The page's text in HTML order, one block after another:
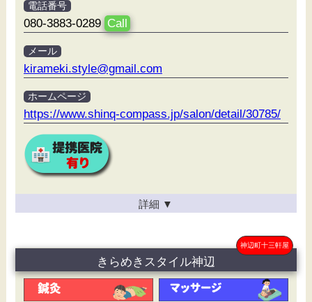
電話番号
080-3883-0289 Call
メール
kirameki.style@gmail.com
ホームページ
https://www.shinq-compass.jp/salon/detail/30785/
詳細 ▼
神辺町十三軒屋
きらめきスタイル神辺